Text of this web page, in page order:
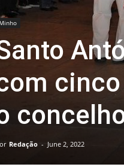
Minho
Redação - June 2, 2022